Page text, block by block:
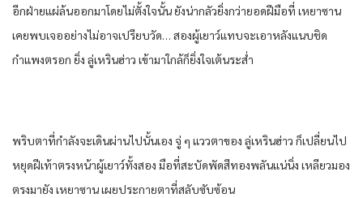
อีก​ฝ่าย​แผ่​ล้น​ออกมา​โดยไม่ตั้งใจ​นั้น​ ยัง​น่ากลัว​ยิ่งกว่า​ยอด​ฝีมือ​ที่​ เหยา​ซาน​
เคย​พบ​เจอ​อย่าง​ไม่อาจ​เปรียบ​วัด​… สอง​ผู้เยาว์​แทบจะ​เอา​หลัง​แนบชิด​
กำแพง​ตรอก​ ยิ่ง​ ลู่​เห​ริน​ฮ่าว​ เข้ามา​ใกล้​ก็​ยิ่ง​ใจเต้น​ระส่ำ​
พริบตา​ที่​กำลังจะ​เดินผ่าน​ไปนั้น​เอง​ จู่ ๆ แววตา​ของ​ ลู่​เห​ริน​ฮ่าว​ ก็​เปลี่ยนไป​
หยุด​ฝีเท้า​ตรงหน้า​ผู้เยาว์​ทั้งสอง​ มือ​ที่​สะบัด​พัด​สีทอง​พลัน​แน่นิ่ง​ เหลียว​มอง​
ตรง​มายัง​ เหยา​ซาน​ เผย​ประกาย​ตา​ที่​สลับซับซ้อน​